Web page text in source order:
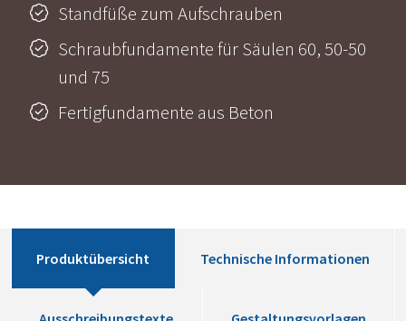
Standfüße zum Aufschrauben
Schraubfundamente für Säulen 60, 50-50
und 75
Fertigfundamente aus Beton
Produktübersicht Technische Informationen